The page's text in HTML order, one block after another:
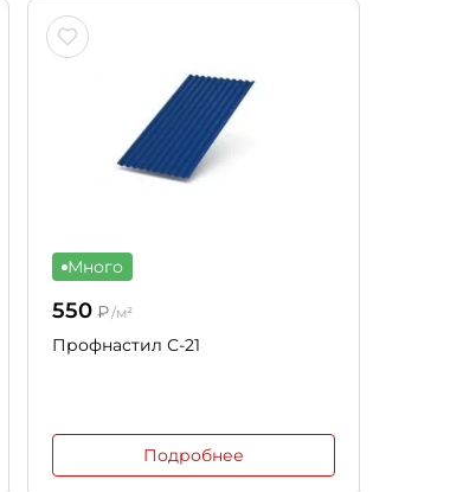
Много
550₽/м²
Профнастил С-21
Подробнее